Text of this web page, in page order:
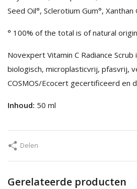
Seed Oil°, Sclerotium Gum°, Xanthan
° 100% of the total is of natural origin
Novexpert Vitamin C Radiance
biologisch, microplasticvrij, pfasvrij,
COSMOS/Ecocert gecertificeerd en
Inhoud: 50 ml
Delen
Gerelateerde producten